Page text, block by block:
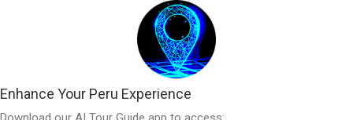
Enhance Your Peru Experience